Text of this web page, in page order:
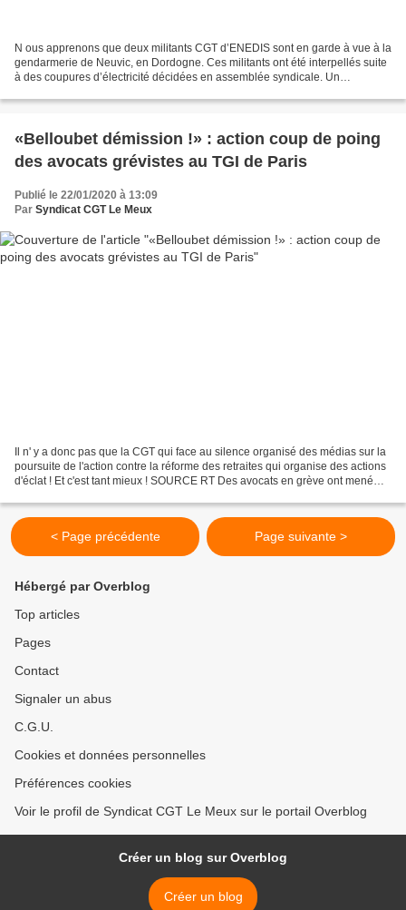
N ous apprenons que deux militants CGT d’ENEDIS sont en garde à vue à la
gendarmerie de Neuvic, en Dordogne. Ces militants ont été interpellés suite
à des coupures d’électricité décidées en assemblée syndicale. Un
«Belloubet démission !» : action coup de poing
des avocats grévistes au TGI de Paris
Publié le 22/01/2020 à 13:09
Par Syndicat CGT Le Meux
Il n' y a donc pas que la CGT qui face au silence organisé des médias sur la
poursuite de l'action contre la réforme des retraites qui organise des actions
d'éclat ! Et c'est tant mieux ! SOURCE RT Des avocats en grève ont mené
< Page précédente Page suivante >
Hébergé par Overblog
Top articles
Pages
Contact
Signaler un abus
C.G.U.
Cookies et données personnelles
Préférences cookies
Voir le profil de Syndicat CGT Le Meux sur le portail Overblog
Créer un blog sur Overblog
Créer un blog